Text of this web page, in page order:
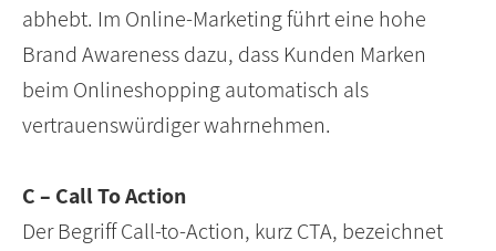
abhebt. Im Online-Marketing führt eine hohe
Brand Awareness dazu, dass Kunden Marken
beim Onlineshopping automatisch als
vertrauenswürdiger wahrnehmen.
C – Call To Action
Der Begriff Call-to-Action, kurz CTA, bezeichnet